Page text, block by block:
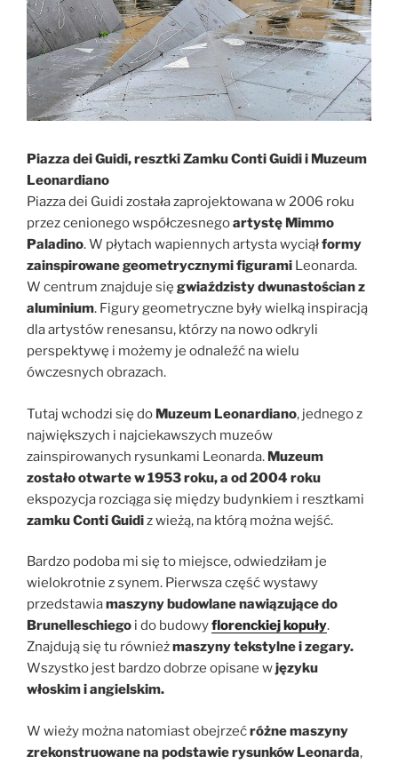
Piazza dei Guidi, resztki Zamku Conti Guidi i Muzeum
Leonardiano
Piazza dei Guidi została zaprojektowana w 2006 roku
przez cenionego współczesnegoartystę Mimmo
Paladino. W płytach wapiennych artysta wyciąłformy
zainspirowane geometrycznymi figurami Leonarda.
W centrum znajduje się gwiaździsty dwunastościan z
aluminium. Figury geometryczne były wielką inspiracją
dla artystów renesansu, którzy na nowo odkryli
perspektywę i możemy je odnaleźć na wielu
ówczesnych obrazach.
Tutaj wchodzi się do Muzeum Leonardiano, jednego z
największych i najciekawszych muzeów
zainspirowanych rysunkami Leonarda. Muzeum
zostało otwarte w 1953 roku, a od 2004 roku
ekspozycja rozciąga się między budynkiem i resztkami
zamku Conti Guidiz wieżą, na którą można wejść.
Bardzo podoba mi się to miejsce, odwiedziłam je
wielokrotnie z synem. Pierwsza część wystawy
przedstawiamaszyny budowlane nawiązujące do
Brunelleschiego i do budowyflorenckiej kopuły.
Znajdują się tu równieżmaszyny tekstylne i zegary.
Wszystko jest bardzo dobrze opisane wjęzyku
włoskim i angielskim.
W wieży można natomiast obejrzećróżne maszyny
zrekonstruowane na podstawie rysunków Leonarda,